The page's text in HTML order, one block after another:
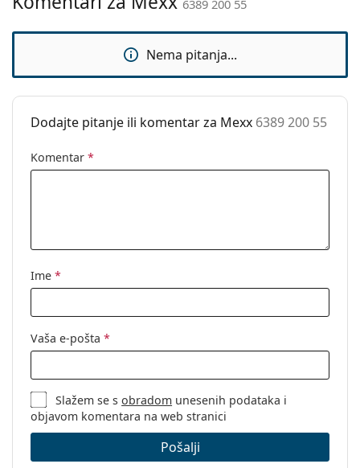
Upotreba:
Moda
6389 200 55
Nema pitanja...
Dodajte pitanje ili komentar za Mexx 6389 200 55
Komentar *
Ime *
Vaša e-pošta *
Slažem se sobradom unesenih podataka i
objavom komentara na web stranici
Pošalji